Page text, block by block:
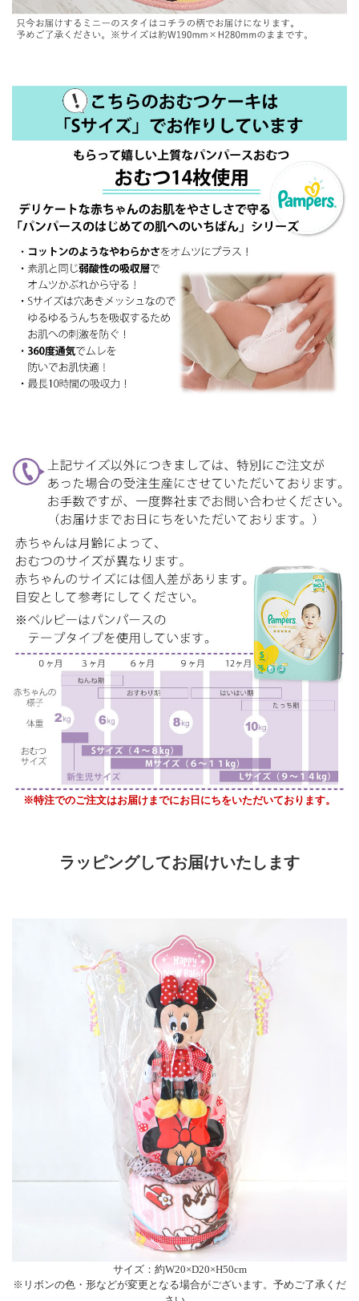
※特注でのご注文はお届けまでにお日にちをいただいております。
ラッピングしてお届けいたします
サイズ：約W20×D20×H50cm
※リボンの色・形などが変更となる場合がございます。予めご了承くだ